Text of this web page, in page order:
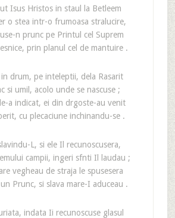
Isus Hristos in staul la Betleem
o stea intr-o frumoasa stralucire,
n prunc pe Printul cel Suprem
prin planul cel de mantuire .
in drum, pe inteleptii, dela Rasarit
si umil, acolo unde se nascuse ;
a indicat, ei din drgoste-au venit
cu plecaciune inchinandu-se .
L, si ele Il recunoscusera,
campii, ingeri sfnti Il laudau ;
vegheau de straja le spusesera
Prunc, si slava mare-I aduceau .
indata Ii recunoscuse glasul